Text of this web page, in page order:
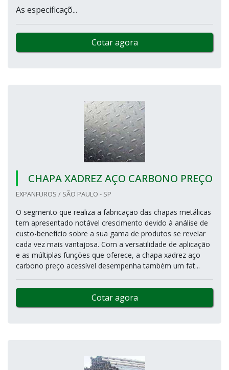
As especificaçõ...
Cotar agora
CHAPA XADREZ AÇO CARBONO PREÇO
EXPANFUROS / SÃO PAULO - SP
O segmento que realiza a fabricação das chapas metálicas
tem apresentado notável crescimento devido à análise de
custo-benefício sobre a sua gama de produtos se revelar
cada vez mais vantajosa. Com a versatilidade de aplicação
e as múltiplas funções que oferece, a chapa xadrez aço
carbono preço acessível desempenha também um fat...
Cotar agora